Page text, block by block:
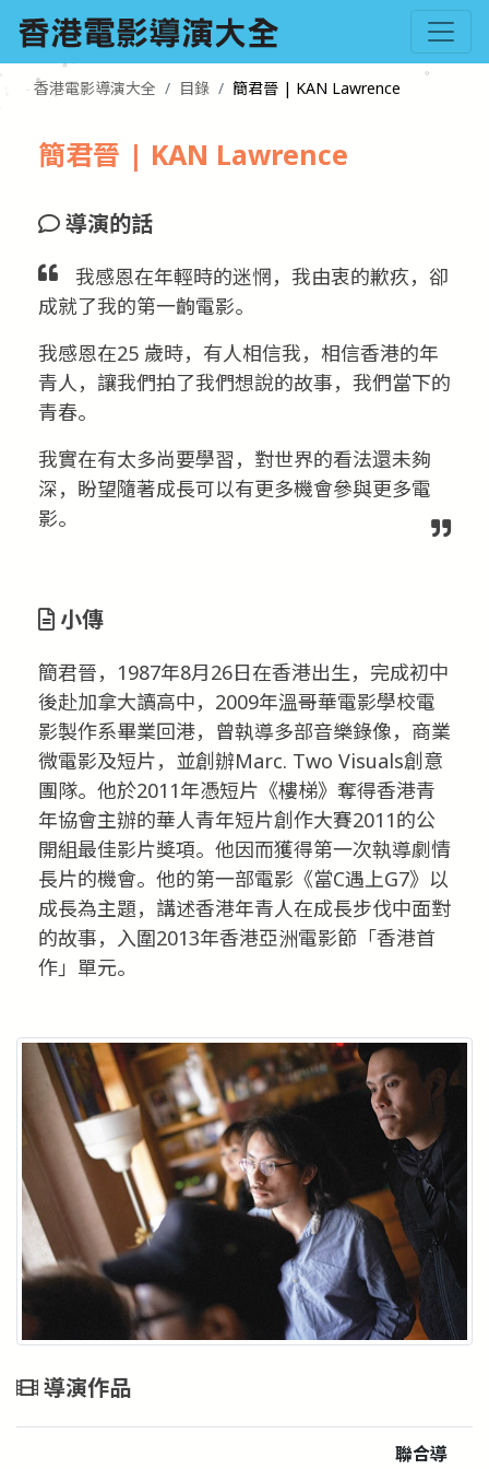
香港電影導演大全 目錄 簡君晉 | KAN Lawrence
簡君晉 | KAN Lawrence
導演的話
我感恩在年輕時的迷惘，我由衷的歉疚，卻
成就了我的第一齣電影。
我感恩在25 歲時，有人相信我，相信香港的年
青人，讓我們拍了我們想說的故事，我們當下的
青春。
我實在有太多尚要學習，對世界的看法還未夠
深，盼望隨著成長可以有更多機會參與更多電
影。
小傳
簡君晉，1987年8月26日在香港出生，完成初中
後赴加拿大讀高中，2009年溫哥華電影學校電
影製作系畢業回港，曾執導多部音樂錄像，商業
微電影及短片，並創辦Marc. Two Visuals創意
團隊。他於2011年憑短片《樓梯》奪得香港青
年協會主辦的華人青年短片創作大賽2011的公
開組最佳影片獎項。他因而獲得第一次執導劇情
長片的機會。他的第一部電影《當C遇上G7》以
成長為主題，講述香港年青人在成長步伐中面對
的故事，入圍2013年香港亞洲電影節「香港首
作」單元。
導演作品
聯合導